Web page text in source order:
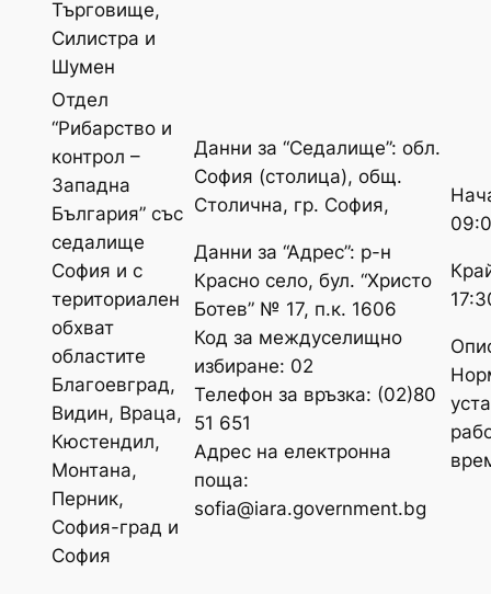
Търговище,
Силистра и
Шумен
Отдел
“Рибарство и
контрол –
Западна
България” със
седалище
София и с
териториален
обхват
областите
Благоевград,
Видин, Враца,
Кюстендил,
Монтана,
Перник,
София-град и
София
Данни за “Седалище”: обл.
София (столица), общ.
Столична, гр. София,
Данни за “Адрес”: р-н
Красно село, бул. “Христо
Ботев” № 17, п.к. 1606
Код за междуселищно
избиране: 02
Телефон за връзка: (02)80
51 651
Адрес на електронна
поща:
sofia@iara.government.bg